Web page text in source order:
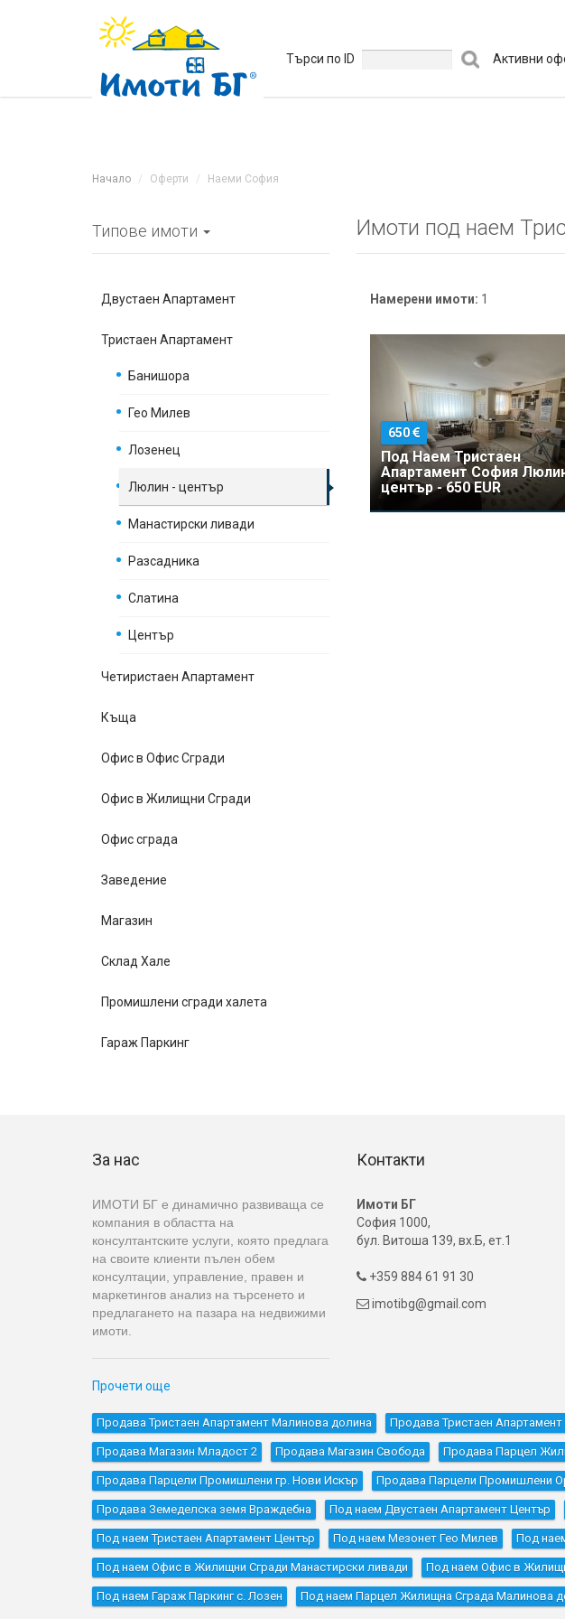
Търси по ID Активни
Начало Оферти Наеми София
Типове имоти
Двустаен Апартамент
Тристаен Апартамент
Банишора
Гео Милев
Лозенец
Люлин - център
Манастирски ливади
Разсадника
Слатина
Център
Четиристаен Апартамент
Къщa
Офис в Офис Сгради
Офис в Жилищни Сгради
Офис сграда
Заведение
Магазин
Склад Хале
Промишлени сгради халета
Гараж Паркинг
Имоти под наем
Намерени имоти: 1
650
Под Наем Тристаен
Апартамент София
център - 650 EUR
За нас
ИМОТИ БГ е динамично развиваща се
компания в областта на
консултантските услуги, която предлага
на своите клиенти пълен обем
консултации, управление, правен и
маркетингов анализ на търсенето и
предлагането на пазара на недвижими
имоти.
Прочети още
Контакти
Имоти БГ
София 1000,
бул. Витоша 139, вх.Б, ет.1
+359 884 61 91 30
 imotibg@gmail.com
Продава Тристаен Апартамент Малинова долина Продава Тристаен
Продава Магазин Младост 2 Продава Магазин Свобода Продава Парцел
Продава Парцели Промишлени гр. Нови Искър Продава Парцели Промишлени
Продава Земеделска земя Враждебна Под наем Двустаен Апартамент Център
Под наем Тристаен Апартамент Център Под наем Мезонет Гео Милев Под
Под наем Офис в Жилищни Сгради Манастирски ливади Под наем Офис в
Под наем Гараж Паркинг с. Лозен Под наем Парцел Жилищна Сграда Малинова